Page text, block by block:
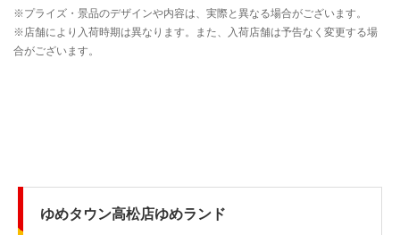
ゆめタウン高松店ゆめランド